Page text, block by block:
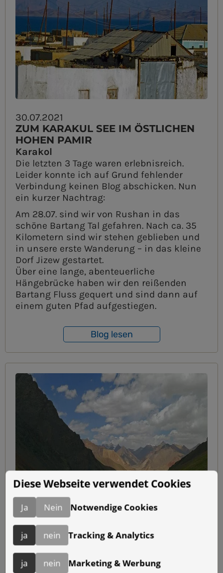
30.07.2021
ZUM KARAKUL SEE IM ÖSTLICHEN
HOHEN PAMIR
Karakol
Die letzten 3 Tage waren erlebnisreich.
Leider konnte ich auf Grund fehlender
Verbindung keinen Blog abschicken. Nun
ein kurzer Nachtrag:
Am 28.07. sind wir von Rushan in das
schöne Bartang Tal gefahren. Nach ca. 35
Kilometern sind wir stehen geblieben und
in unsere erste Wanderung – in das kleine
Dorf Jizew gestartet.
Über eine lange, abenteuerliche
Hängebrücke haben wir den reißenden
Bartang Fluss gequert und sind dann auf
einem guten Pfad aufgestiegen.
Blog lesen
Diese Webseite verwendet Cookies
Ja Nein Notwendige Cookies
ja nein Tracking & Analytics
ja nein Marketing & Werbung